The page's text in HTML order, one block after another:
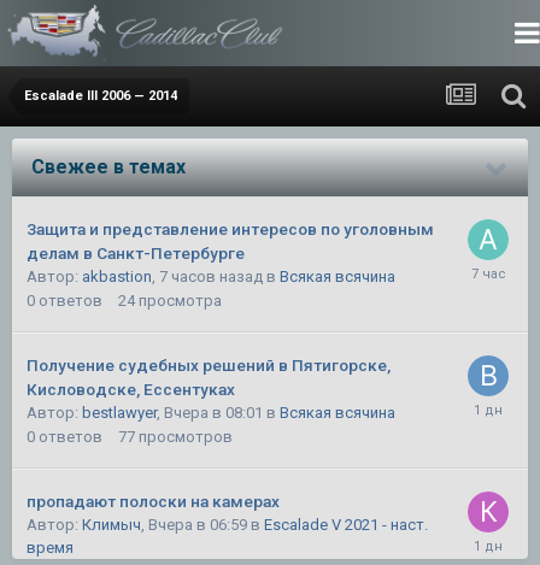
Escalade III 2006 — 2014
Свежее в темах
Защита и представление интересов по уголовным
делам в Санкт-Петербурге
Автор: akbastion, 7 часов назад в Всякая всячина
0 ответов 24 просмотра
Получение судебных решений в Пятигорске,
Кисловодске, Ессентуках
Автор: bestlawyer, Вчера в 08:01 в Всякая всячина
0 ответов 77 просмотров
пропадают полоски на камерах
Автор: Климыч, Вчера в 06:59 в Escalade V 2021 - наст.
время